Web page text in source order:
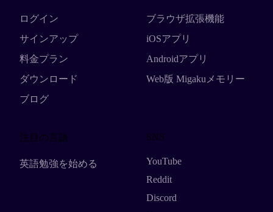
ログイン
サインアップ
料金プラン
ダウンロード
ブログ
ブラウザ拡張機能
iOSアプリ
Androidアプリ
Web版 Migakuメモリー
注目の言語
英語勉強を始める
SNS
YouTube
Reddit
Discord